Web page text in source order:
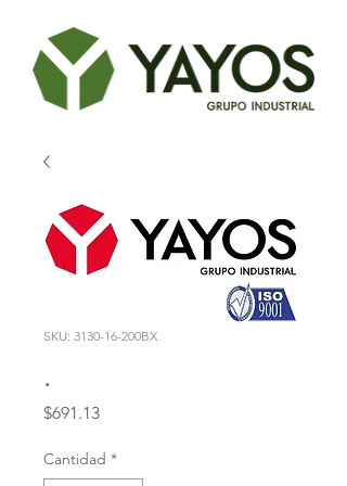
SKU: 3130-16-200BX
.
$691.13Precio
Cantidad *